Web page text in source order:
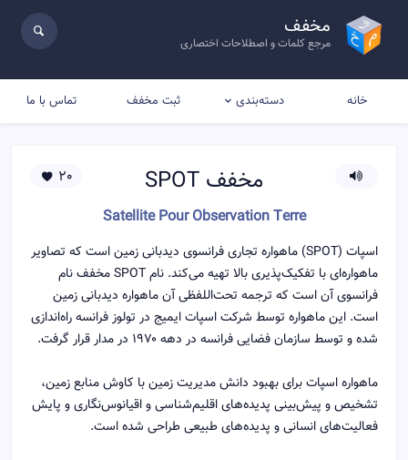
مخفف
مرجع کلمات و اصطلاحات اختصاری
خانه دسته‌بندی ثبت مخفف تماس با ما
مخفف SPOT
Satellite Pour Observation Terre‎
20
اسپات (SPOT) ماهواره تجاری فرانسوی دیدبانی زمین است که تصاویر
ماهواره‌ای با تفکیک‌پذیری بالا تهیه می‌کند. نام SPOT مخفف نام
فرانسوی آن است که ترجمه تحت‌اللفظی آن ماهواره دیدبانی زمین
است. این ماهواره توسط شرکت اسپات ایمیج در تولوز فرانسه راه‌اندازی
شده و توسط سازمان فضایی فرانسه در دهه ۱۹۷۰ در مدار قرار گرفت.
ماهواره اسپات برای بهبود دانش مدیریت زمین با کاوش منابع زمین،
تشخیص و پیش‌بینی پدیده‌های اقلیم‌شناسی و اقیانوس‌نگاری و پایش
فعالیت‌های انسانی و پدیده‌های طبیعی طراحی شده است.